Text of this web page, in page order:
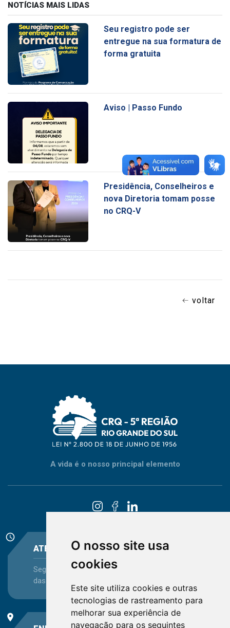
O nosso site usa
cookies
Este site utiliza cookies e outras
tecnologias de rastreamento para
melhorar sua experiência de
navegação para os seguintes
NOTÍCIAS MAIS LIDAS
Seu registro pode ser
entregue na sua formatura de
forma gratuita
Aviso | Passo Fundo
Presidência, Conselheiros e
nova Diretoria tomam posse
no CRQ-V
voltar
A vida é o nosso principal elemento
schedule
ATENDIMENTO
Segunda-feira a Sexta-feira - das 08:30 às 12:15 e
das 13:30 às 16:45
place